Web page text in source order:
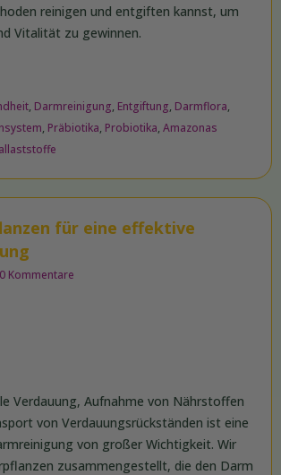
reinigen und entgiften kannst, um
Vitalität zu gewinnen.
, Darmreinigung, Entgiftung, Darmflora,
, Präbiotika, Probiotika, Amazonas
für eine effektive
0 Kommentare
Verdauung, Aufnahme von Nährstoffen
von Verdauungsrückständen ist eine
von großer Wichtigkeit. Wir
zusammengestellt, die den Darm